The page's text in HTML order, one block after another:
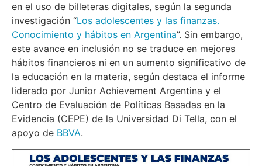
en el uso de billeteras digitales, según la segunda
investigación “Los adolescentes y las finanzas.
Conocimiento y hábitos en Argentina”. Sin embargo,
este avance en inclusión no se traduce en mejores
hábitos financieros ni en un aumento significativo de
la educación en la materia, según destaca el informe
liderado por Junior Achievement Argentina y el
Centro de Evaluación de Políticas Basadas en la
Evidencia (CEPE) de la Universidad Di Tella, con el
apoyo de BBVA.